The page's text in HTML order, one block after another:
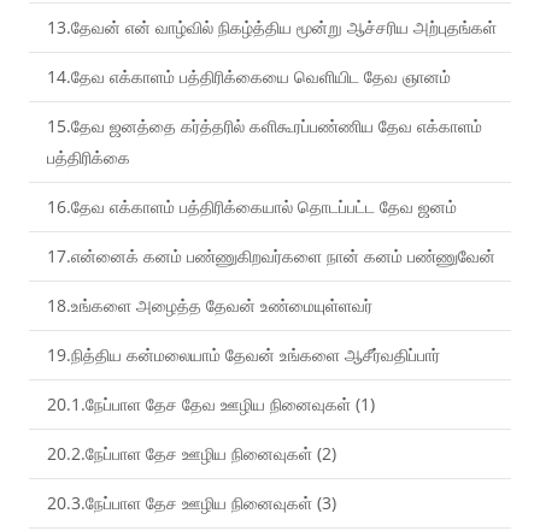
13.தேவன் என் வாழ்வில் நிகழ்த்திய மூன்று ஆச்சரிய அற்புதங்கள்
14.தேவ எக்காளம் பத்திரிக்கையை வெளியிட தேவ ஞானம்
15.தேவ ஜனத்தை கர்த்தரில் களிகூரப்பண்ணிய தேவ எக்காளம்
பத்திரிக்கை
16.தேவ எக்காளம் பத்திரிக்கையால் தொடப்பட்ட தேவ ஜனம்
17.என்னைக் கனம் பண்ணுகிறவர்களை நான் கனம் பண்ணுவேன்
18.உங்களை அழைத்த தேவன் உண்மையுள்ளவர்
19.நித்திய கன்மலையாம் தேவன் உங்களை ஆசீர்வதிப்பார்
20.1.நேப்பாள தேச தேவ ஊழிய நினைவுகள் (1)
20.2.நேப்பாள தேச ஊழிய நினைவுகள் (2)
20.3.நேப்பாள தேச ஊழிய நினைவுகள் (3)